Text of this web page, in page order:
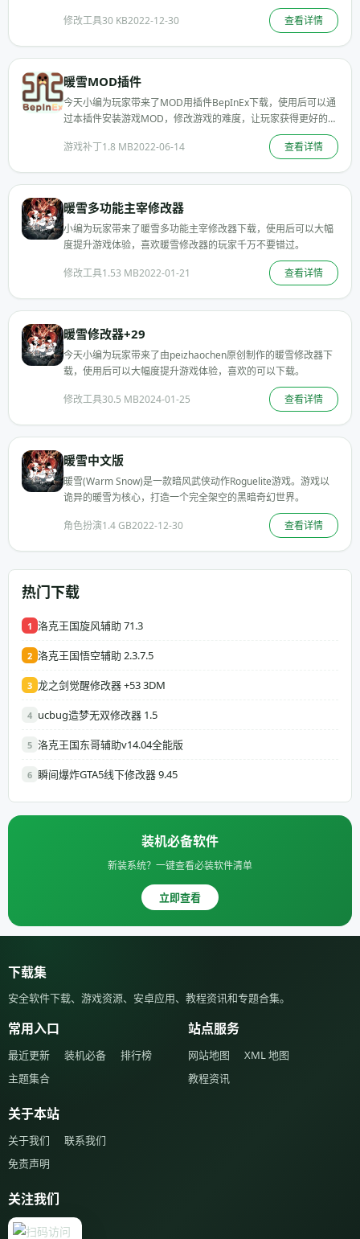
修改工具30 KB2022-12-30 查看详情
暖雪MOD插件
今天小编为玩家带来了MOD用插件BepInEx下载，使用后可以通
过本插件安装游戏MOD，修改游戏的难度，让玩家获得更好的游
游戏补丁1.8 MB2022-06-14 查看详情
暖雪多功能主宰修改器
小编为玩家带来了暖雪多功能主宰修改器下载，使用后可以大幅
度提升游戏体验，喜欢暖雪修改器的玩家千万不要错过。
修改工具1.53 MB2022-01-21 查看详情
暖雪修改器+29
今天小编为玩家带来了由peizhaochen原创制作的暖雪修改器下
载，使用后可以大幅度提升游戏体验，喜欢的可以下载。
修改工具30.5 MB2024-01-25 查看详情
暖雪中文版
暖雪(Warm Snow)是一款暗风武侠动作Roguelite游戏。游戏以
诡异的暖雪为核心，打造一个完全架空的黑暗奇幻世界。
角色扮演1.4 GB2022-12-30 查看详情
热门下载
1 洛克王国旋风辅助 71.3
2 洛克王国悟空辅助 2.3.7.5
3 龙之剑觉醒修改器 +53 3DM
4 ucbug造梦无双修改器 1.5
5 洛克王国东哥辅助v14.04全能版
6 瞬间爆炸GTA5线下修改器 9.45
装机必备软件
新装系统？一键查看必装软件清单
立即查看
下载集
安全软件下载、游戏资源、安卓应用、教程资讯和专题合集。
常用入口
最近更新 装机必备
排行榜
主题集合
站点服务
网站地图
XML 地图
教程资讯
关于本站
关于我们
联系我们
免责声明
关注我们